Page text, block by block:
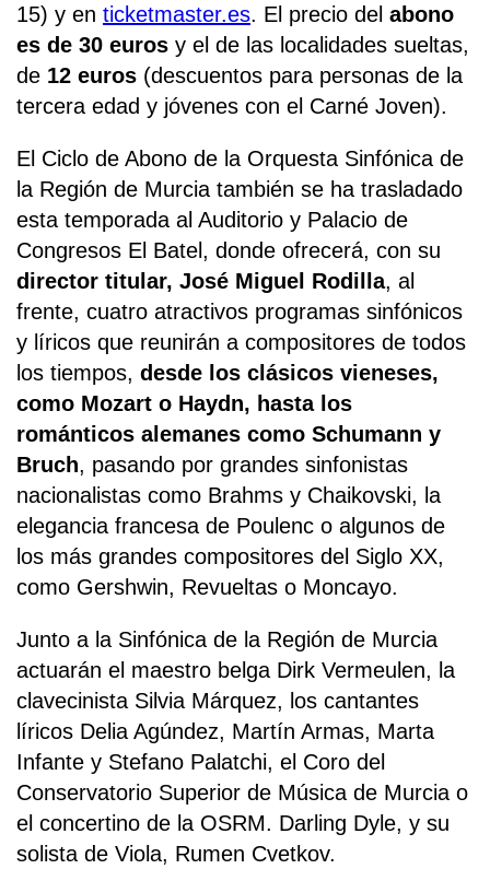
15) y en ticketmaster.es. El precio del abono
es de 30 euros y el de las localidades sueltas,
de 12 euros (descuentos para personas de la
tercera edad y jóvenes con el Carné Joven).
El Ciclo de Abono de la Orquesta Sinfónica de
la Región de Murcia también se ha trasladado
esta temporada al Auditorio y Palacio de
Congresos El Batel, donde ofrecerá, con su
director titular, José Miguel Rodilla, al
frente, cuatro atractivos programas sinfónicos
y líricos que reunirán a compositores de todos
los tiempos, desde los clásicos vieneses,
como Mozart o Haydn, hasta los
románticos alemanes como Schumann y
Bruch, pasando por grandes sinfonistas
nacionalistas como Brahms y Chaikovski, la
elegancia francesa de Poulenc o algunos de
los más grandes compositores del Siglo XX,
como Gershwin, Revueltas o Moncayo.
Junto a la Sinfónica de la Región de Murcia
actuarán el maestro belga Dirk Vermeulen, la
clavecinista Silvia Márquez, los cantantes
líricos Delia Agúndez, Martín Armas, Marta
Infante y Stefano Palatchi, el Coro del
Conservatorio Superior de Música de Murcia o
el concertino de la OSRM. Darling Dyle, y su
solista de Viola, Rumen Cvetkov.